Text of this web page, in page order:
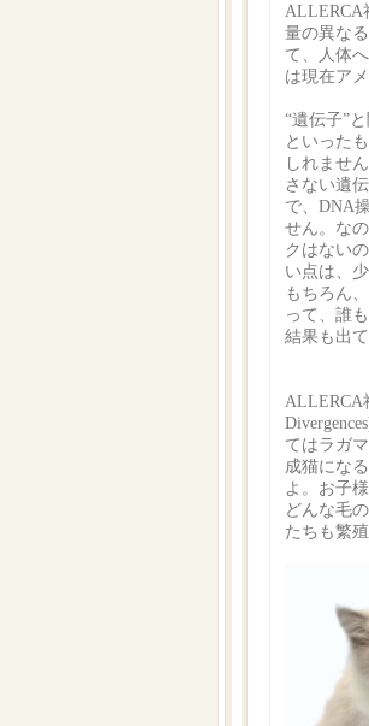
ALLERCA
量の異な
て、人体
は現在ア
“遺伝子”
といった
しれませ
さない遺
で、DNA
せん。な
クはない
い点は、
もちろん
って、誰
結果も出
ALLERCA
てはラガ
成猫にな
よ。お子
どんな毛
たちも繁